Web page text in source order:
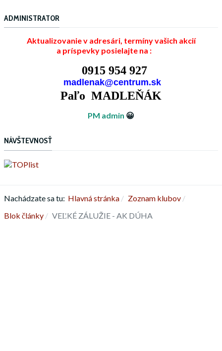
ADMINISTRATOR
Aktualizovanie v adresári, termíny vašich akcií
a príspevky posielajte na :
0915 954 927
madlenak@centrum.sk
Paľo MADLEŇÁK
PM admin 😀
NÁVŠTEVNOSŤ
Nachádzate sa tu: Hlavná stránka
Zoznam klubov
Blok články
VEĽKÉ ZÁLUŽIE - AK DÚHA